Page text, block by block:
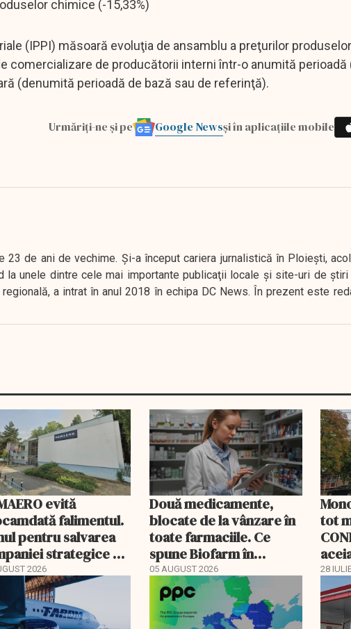
chimice (-15,33%)
(IPPI) măsoară evoluţia de ansamblu a preţurilor
comercializare de producătorii interni într-o anumită
(denumită perioadă de bază sau de referinţă).
Urmăriți-ne și pe Google Newsși în aplicațiile mobile
23 de ani de vechime. Şi-a început cariera jurnalistică în Ploieşti,
la unele dintre cele mai importante publicaţii locale şi site-uri de ştiri
a intrat în anul 2018 în echipa DC News. În prezent este
evită
falimentul.
pentru salvarea
strategice a
confirmat
2026
Două medicamente,
blocate de la vânzare în
toate farmaciile. Ce
spune Biofarm în
documentul trimis BVB
05 AUGUST 2026
tot
28